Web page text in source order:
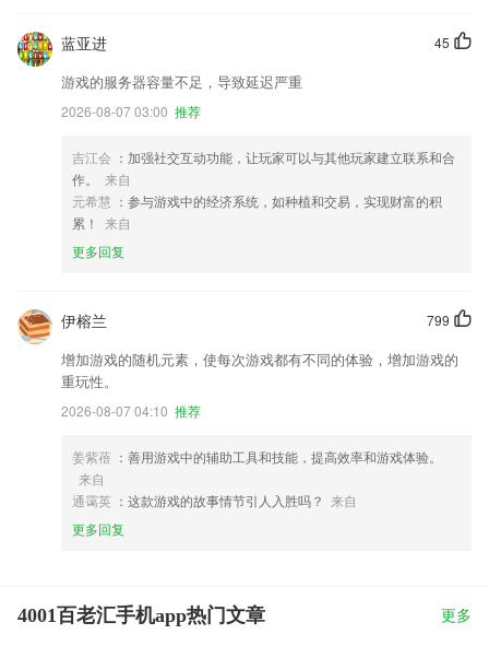
45
蓝亚进
游戏的服务器容量不足，导致延迟严重
2026-08-07 03:00 推荐
吉江会 ：加强社交互动功能，让玩家可以与其他玩家建立联系和合
作。
来自
元希慧 ：参与游戏中的经济系统，如种植和交易，实现财富的积
累！
来自
更多回复
799
伊榕兰
增加游戏的随机元素，使每次游戏都有不同的体验，增加游戏的
重玩性。
2026-08-07 04:10 推荐
姜紫蓓 ：善用游戏中的辅助工具和技能，提高效率和游戏体验。
来自
通霭英 ：这款游戏的故事情节引人入胜吗？ 来自
更多回复
4001百老汇手机app热门文章 更多